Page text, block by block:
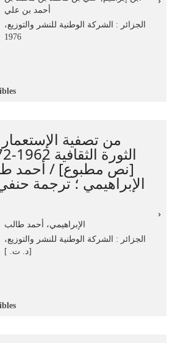
أحمد بن علي
الجزائر : الشركة الوطنية للنشر والتوزيع،
1976
من تصفية
[نص مطبوع] / أحمد
الإبراهيمي ؛ ترجمة
الإبراهيمي، أحمد طالب
الجزائر : الشركة الوطنية للنشر والتوزيع،
[د. ت. ]